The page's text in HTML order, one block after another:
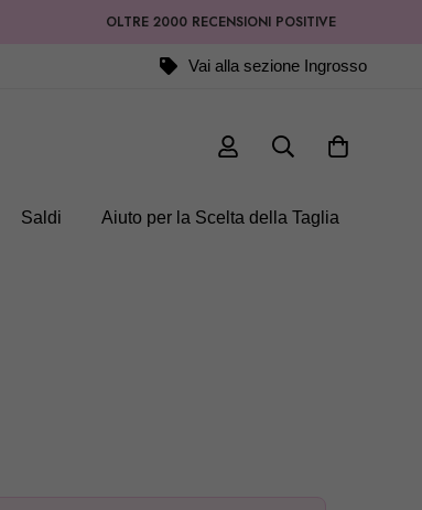
OLTRE 2000 RECENSIONI POSITIVE
Vai alla sezione Ingrosso
Saldi Aiuto per la Scelta della Taglia